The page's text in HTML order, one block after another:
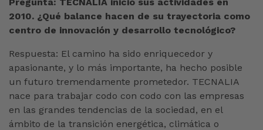
2010. ¿Qué balance hacen de su trayectoria como
centro de innovación y desarrollo tecnológico?
Respuesta: El camino ha sido enriquecedor y
apasionante, y lo más importante, ha hecho posible
un futuro tremendamente prometedor. TECNALIA
nace para trabajar codo con codo con las empresas
en las grandes tendencias de la sociedad, en el
ámbito de la transición energética, climática o